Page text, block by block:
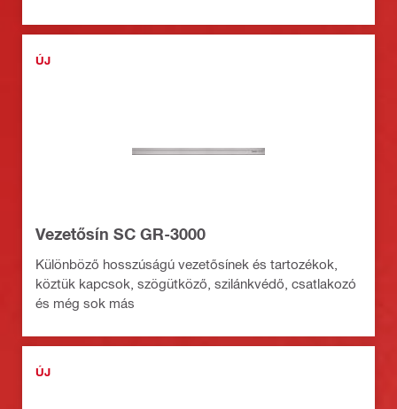
ÚJ
Vezetősín SC GR-3000
Különböző hosszúságú vezetősínek és tartozékok,
köztük kapcsok, szögütköző, szilánkvédő, csatlakozó
és még sok más
ÚJ